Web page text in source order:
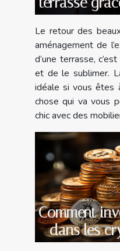
Le retour des
aménagement de
d’une terrasse,
et de le sublimer.
idéale si vous êtes
chose qui va vous
chic avec des
Comment
dans les